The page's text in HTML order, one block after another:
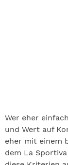
Wer eher
und Wert auf
eher mit einem
dem La